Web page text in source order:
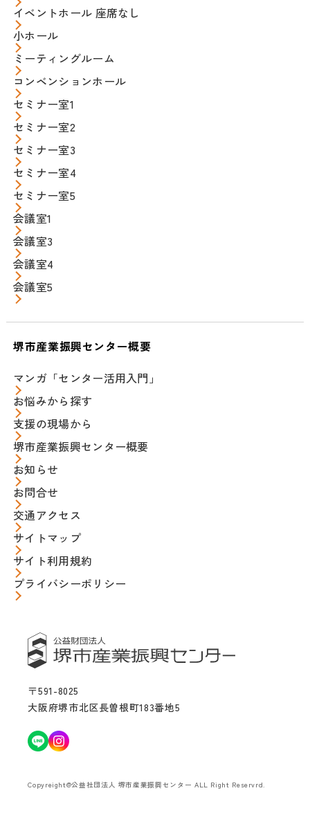
〒591-8025
大阪府堺市北区長曽根町183番地5
イベントホール 座席なし
小ホール
ミーティングルーム
コンベンションホール
セミナー室1
セミナー室2
セミナー室3
セミナー室4
セミナー室5
会議室1
会議室3
会議室4
会議室5
堺市産業振興センター概要
マンガ「センター活用入門」
お悩みから探す
支援の現場から
堺市産業振興センター概要
お知らせ
お問合せ
交通アクセス
サイトマップ
サイト利用規約
プライバシーポリシー
Copyreight@公益社団法人 堺市産業振興センター ALL Right Reservrd.